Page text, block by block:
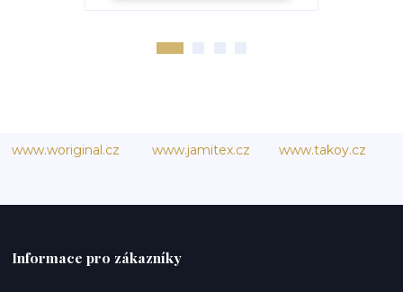
www.woriginal.cz www.jamitex.cz www.takoy.cz
Informace pro zákazníky